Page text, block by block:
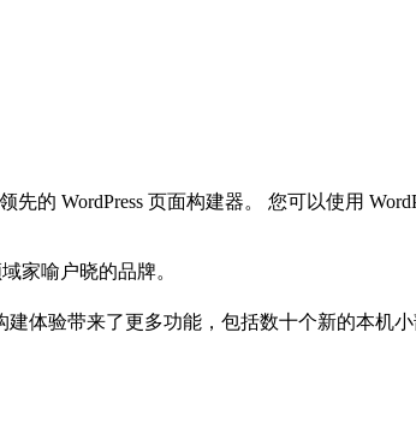
WordPress 页面构建器。 您可以使用
家喻户晓的品牌。
建体验带来了更多功能，包括数十个新的本机